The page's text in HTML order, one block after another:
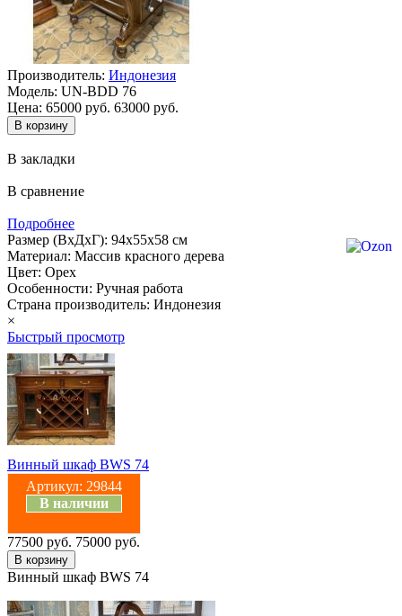
Производитель: Индонезия
Модель: UN-BDD 76
Цена: 65000 руб. 63000 руб.
В закладки
В сравнение
Подробнее
Размер (ВхДхГ): 94х55х58 см
Материал: Массив красного дерева
Цвет: Орех
Особенности: Ручная работа
Страна производитель: Индонезия
×
Быстрый просмотр
Винный шкаф BWS 74
Артикул: 29844
В наличии
77500 руб. 75000 руб.
Винный шкаф BWS 74